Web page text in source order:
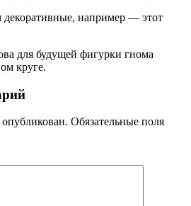
например — этот
для будущей фигурки гнома
круге.
Обязательные поля